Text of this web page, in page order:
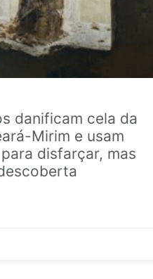
danificam cela da
Mirim e usam
para disfarçar, mas